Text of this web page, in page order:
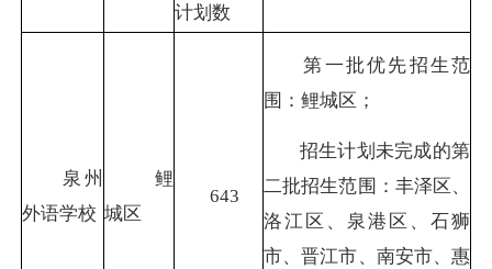
计划数
泉州
外语学校
鲤
城区
643
第一批优先招生范
围：鲤城区；
招生计划未完成的第
二批招生范围：丰泽区、
洛江区、泉港区、石狮
市、晋江市、南安市、惠